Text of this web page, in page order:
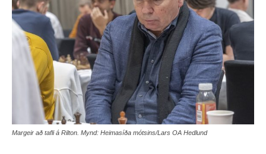
Margeir að tafli á Rilton. Mynd: Heimasíða mótsins/Lars OA Hedlund